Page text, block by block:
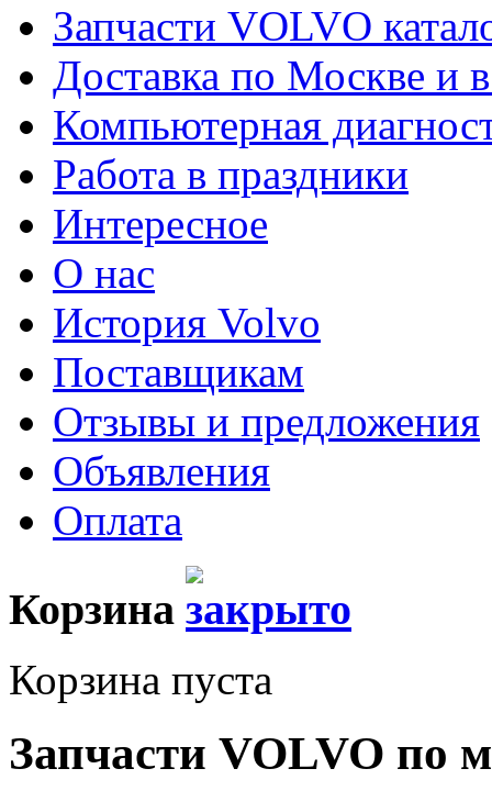
Запчасти VOLVO
Доставка по Москве и
Компьютерная
Работа в праздники
Интересное
О нас
История Volvo
Поставщикам
Отзывы и предложения
Объявления
Оплата
Корзина
Корзина пуста
Запчасти VOLVO по